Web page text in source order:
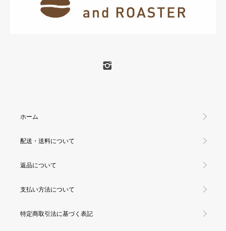
ホーム
配送・送料について
返品について
支払い方法について
特定商取引法に基づく表記